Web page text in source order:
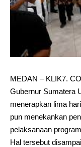
MEDAN – KLIK7.
Gubernur Sumatera
menerapkan lima
pun menekankan
pelaksanaan
Hal tersebut